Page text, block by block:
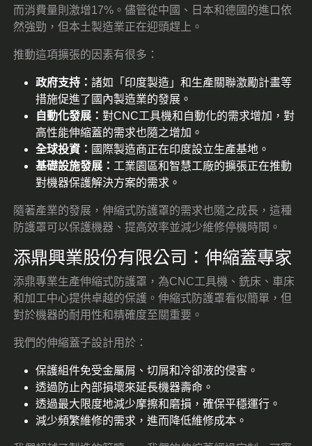
而消費量則激增17%。儘管從中國、日本和德國的進口依
然強勁，但本土製造業正在迎頭趕上。
推動這項擴張的因素有很多：
政府支持：諸如「印度製造」和生產關聯激勵計畫等
措施促進了國內製造業的發展。
自動化發展：對CNC工具機和自動化的需求增加，對
高性能伸縮蓋的需求也隨之增加。
全球投資： 國際製造商正在印度設立生產基地。
基礎設施發展： 工業園區和智慧工廠的擴張正在推動
對機器保護解決方案的需求。
隨著產業的發展，伸縮式防護罩的需求也隨之成長，這種
防護罩可以保護機器、提高效率並減少維修停機時間。
添鼎興業股份有限公司：伸縮蓋專家
添鼎專業生產伸縮式防護罩，為CNC工具機、銑床、車床
和加工中心提供卓越的保護。伸縮式防護罩看似簡單，但
對於機器的耐用性和精確度至關重要。
我們的伸縮蓋子設計用於：
保護組件免受金屬屑、切屑和冷卻液的侵害。
透過防止內部損壞來延長機器壽命。
透過最大限度地減少摩擦和磨損，確保平穩運行。
減少頻繁維修的需求，進而降低維修成本。